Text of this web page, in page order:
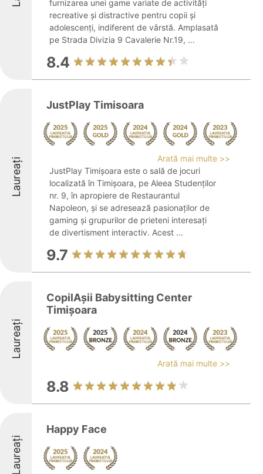
furnizarea unei game variate de activități
recreative și distractive pentru copii și
adolescenți, indiferent de vârstă. Amplasată
pe Strada Divizia 9 Cavalerie Nr.19, ...
8.4
Laureați
JustPlay Timisoara
Arată mai multe >>
JustPlay Timișoara este o sală de jocuri
localizată în Timișoara, pe Aleea Studenților
nr. 9, în apropiere de Restaurantul
Napoleon, și se adresează pasionaților de
gaming și grupurilor de prieteni interesați
de divertisment interactiv. Acest ...
9.7
Laureați
CopilAșii Babysitting Center
Timișoara
Arată mai multe >>
8.8
Laureați
Happy Face